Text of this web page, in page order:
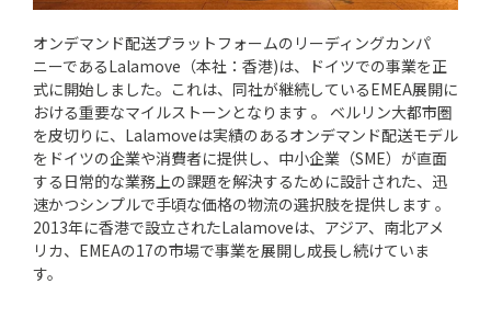
オンデマンド配送プラットフォームのリーディングカンパ
ニーであるLalamove（本社：香港)は、ドイツでの事業を正
式に開始しました。これは、同社が継続しているEMEA展開に
おける重要なマイルストーンとなります 。 ベルリン大都市圏
を皮切りに、Lalamoveは実績のあるオンデマンド配送モデル
をドイツの企業や消費者に提供し、中小企業（SME）が直面
する日常的な業務上の課題を解決するために設計された、迅
速かつシンプルで手頃な価格の物流の選択肢を提供します 。
2013年に香港で設立されたLalamoveは、アジア、南北アメ
リカ、EMEAの17の市場で事業を展開し成長し続けていま
す。